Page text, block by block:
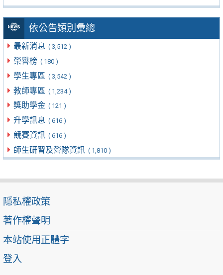
依公告類別彙總
最新消息 ( 3,512 )
榮譽榜 ( 180 )
學生專區 ( 3,542 )
教師專區 ( 1,234 )
獎助學金 ( 121 )
升學訊息 ( 616 )
競賽資訊 ( 616 )
師生研習及營隊資訊 ( 1,810 )
隱私權政策
著作權聲明
本站使用正體字
登入